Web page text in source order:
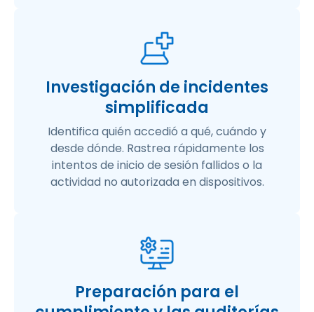
Investigación de incidentes
simplificada
Identifica quién accedió a qué, cuándo y
desde dónde. Rastrea rápidamente los
intentos de inicio de sesión fallidos o la
actividad no autorizada en dispositivos.
Preparación para el